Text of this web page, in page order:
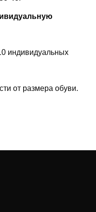
индивидуальных
от размера обуви.